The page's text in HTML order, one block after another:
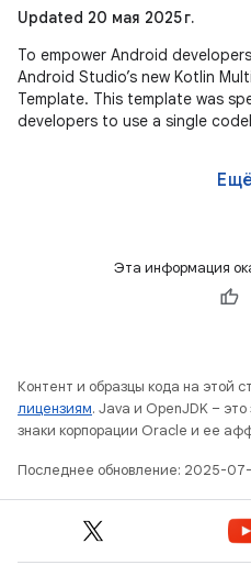
Updated 20 мая 2025 г.
To empower Android
Android Studio’s new Kotlin
Template. This template was
developers to use a single
Ещё
Эта информация
Контент и образцы кода на этой
лицензиям. Java и OpenJDK –
знаки корпорации Oracle и ее
Последнее обновление: 2025-